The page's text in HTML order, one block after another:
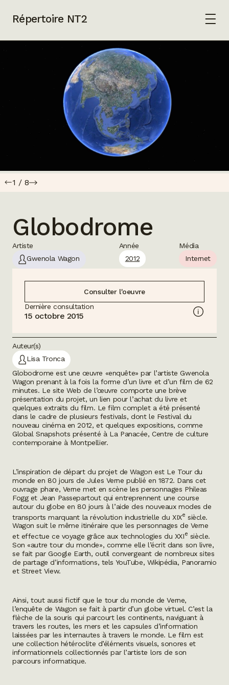
Répertoire NT2
1 / 8
Globodrome
Artiste
Gwenola Wagon
Année
2012
Média
Internet
Consulter l'oeuvre
Dernière consultation
15 octobre 2015
Auteur(s)
Lisa Tronca
Globodromeest une œuvre «enquête» par l’artiste Gwenola
Wagon prenant à la fois la forme d’un livre et d’un film de 62
minutes. Le site Web de l’œuvre comporte une brève
présentation du projet, un lien pour l’achat du livre et
quelques extraits du film. Le film complet a été présenté
dans le cadre de plusieurs festivals, dont le Festival du
nouveau cinéma en 2012, et quelques expositions, comme
Global Snapshots présenté à La Panacée, Centre de culture
contemporaine à Montpellier.
L’inspiration de départ du projet de Wagon est Le Tour du
monde en 80 jours de Jules Verne publié en 1872. Dans cet
ouvrage phare, Verne met en scène les personnages Phileas
Fogg et Jean Passepartout qui entreprennent une course
autour du globe en 80 jours à l’aide des nouveaux modes de
transports marquant la révolution industrielle du XIXe siècle.
Wagon suit le même itinéraire que les personnages de Verne
et effectue ce voyage grâce aux technologies du XXIe siècle.
Son «autre tour du monde», comme elle l’écrit dans son livre,
se fait par Google Earth, outil convergeant de nombreux sites
de partage d’informations, tels YouTube, Wikipédia, Panoramio
et Street View.
Ainsi, tout aussi fictif que le tour du monde de Verne,
l’enquête de Wagon se fait à partir d’un globe virtuel. C’est la
flèche de la souris qui parcourt les continents, naviguant à
travers les routes, les mers et les capsules d’information
laissées par les internautes à travers le monde. Le film est
une collection hétéroclite d’éléments visuels, sonores et
informationnels collectionnés par l’artiste lors de son
parcours informatique.